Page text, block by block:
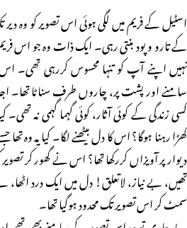
اسٹیل کے فریم میں لگی ہوئی اس تصویر کو وہ
کے تارو و پود بنتی رہی۔ ایک ذات وہ جو اس
نہیں اپنے آپ کو تنہا محسوس کررہی تھی۔
سامنے اور پشت پر، چاروں طرف سناٹا تھا۔
کسی زندگی کے کوئی آثار، کوئی گہما گہمی نہ
کھڑا رہنا ہوگا؟ اس کا دل بیٹھنے لگا۔ کیا یہ
دیوار پر آویزاں کررکھا تھا؟ اس نے گھور کر
تھیں، بے نیاز، لاتعلق! دل میں ایک درد
سمٹ کر اس تصویر تک محدود ہوگیا تھا۔